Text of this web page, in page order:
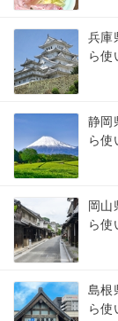
兵庫
ら使
静岡
ら使
岡山
ら使
島根
ら使